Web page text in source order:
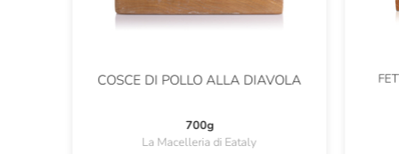
COSCE DI POLLO ALLA DIAVOLA
700g
La Macelleria di Eataly